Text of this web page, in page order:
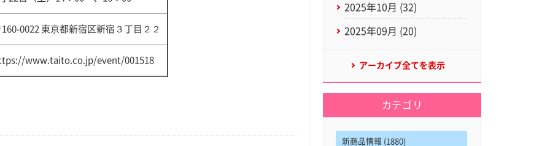
0022 東京都新宿区新宿３丁目２２
www.taito.co.jp/event/001518
2025年10月 (32)
2025年09月 (20)
アーカイブ全てを表示
カテゴリ
新商品情報 (1880)